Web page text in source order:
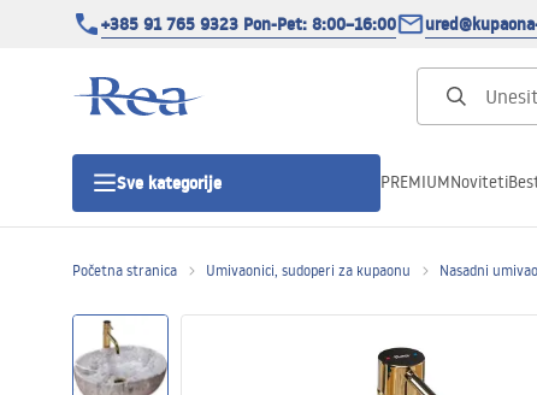
+385 91 765 9323 Pon-Pet: 8:00–16:00
Sve kategorije
Tuš vrata
PREMIUMNoviteti
Početna stranica Umivaonici, sudoperi za kupaonu Nasadni